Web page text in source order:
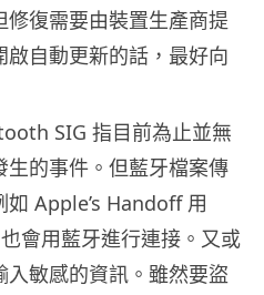
復需要由裝置生產商提
自動更新的話，最好向
SIG 指目前為止並無
的事件。但藍牙檔案傳
Apple’s Handoff 用
會用藍牙進行連接。又或
敏感的資訊。雖然要盜